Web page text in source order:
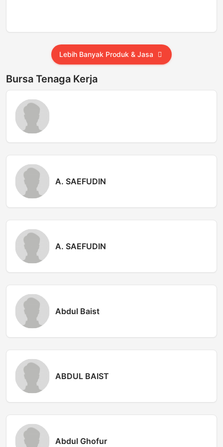
Lebih Banyak Produk & Jasa
Bursa Tenaga Kerja
A. SAEFUDIN
A. SAEFUDIN
Abdul Baist
ABDUL BAIST
Abdul Ghofur